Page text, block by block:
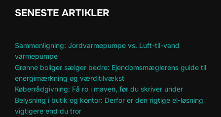
SENESTE ARTIKLER
Sammenligning: Jordvarmepumpe vs. Luft-til-vand
varmepumpe
Grønne boliger sælger bedre: Ejendomsmæglerens guide til
energimærkning og værditilvækst
Køberrådgivning: Få ro i maven, før du skriver under
Belysning i butik og kontor: Derfor er den rigtige el-løsning
vigtigere end du tror